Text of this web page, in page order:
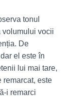
tonul
volumului vocii
De
el este în
lui mai tare,
remarcat, este
i remarci